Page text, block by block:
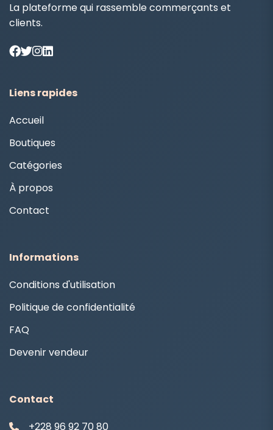
La plateforme qui rassemble commerçants et
clients.
Liens rapides
Accueil
Boutiques
Catégories
À propos
Contact
Informations
Conditions d'utilisation
Politique de confidentialité
FAQ
Devenir vendeur
Contact
+228 96 92 70 80